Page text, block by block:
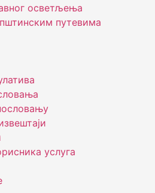
осветљења
путевима
услуга